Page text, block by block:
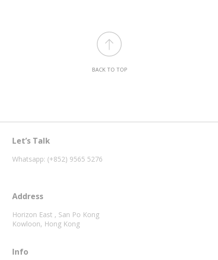
BACK TO TOP
Let’s Talk
Whatsapp: (+852) 9565 5276
Address
Horizon East , San Po Kong
Kowloon, Hong Kong
Info